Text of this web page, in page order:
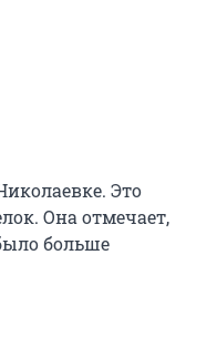
Это
Она отмечает,
больше